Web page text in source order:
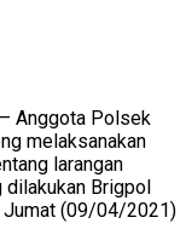
– Anggota Polsek
melaksanakan
larangan
dilakukan Brigpol
Jumat (09/04/2021)